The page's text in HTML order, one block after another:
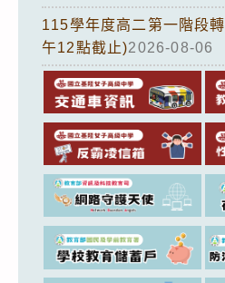
115學年度高二第一階段
午12點截止)2026-08-06